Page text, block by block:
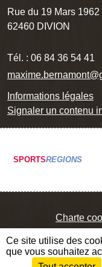
Rue du 19 Mars 1962
62460 DIVION
Tél. : 06 84 36 54 41
Informations légales
Signaler un contenu
SPORTSREGIONS
Charte
Ce site utilise des
que vous souhaitez